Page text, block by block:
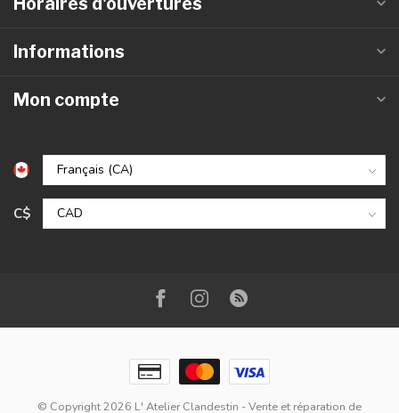
Informations
Mon compte
C$
© Copyright 2026 L' Atelier Clandestin - Vente et réparation de